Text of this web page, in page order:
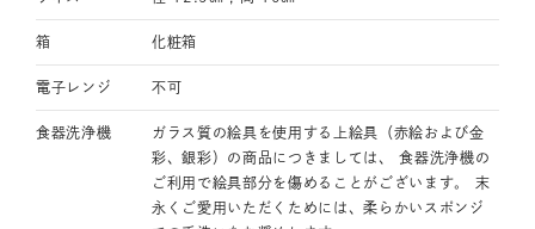
箱 化粧箱
電子レンジ 不可
食器洗浄機
ガラス質の絵具を使用する上絵具（赤絵および金
彩、銀彩）の商品につきましては、 食器洗浄機の
ご利用で絵具部分を傷めることがございます。 末
永くご愛用いただくためには、柔らかいスポンジ